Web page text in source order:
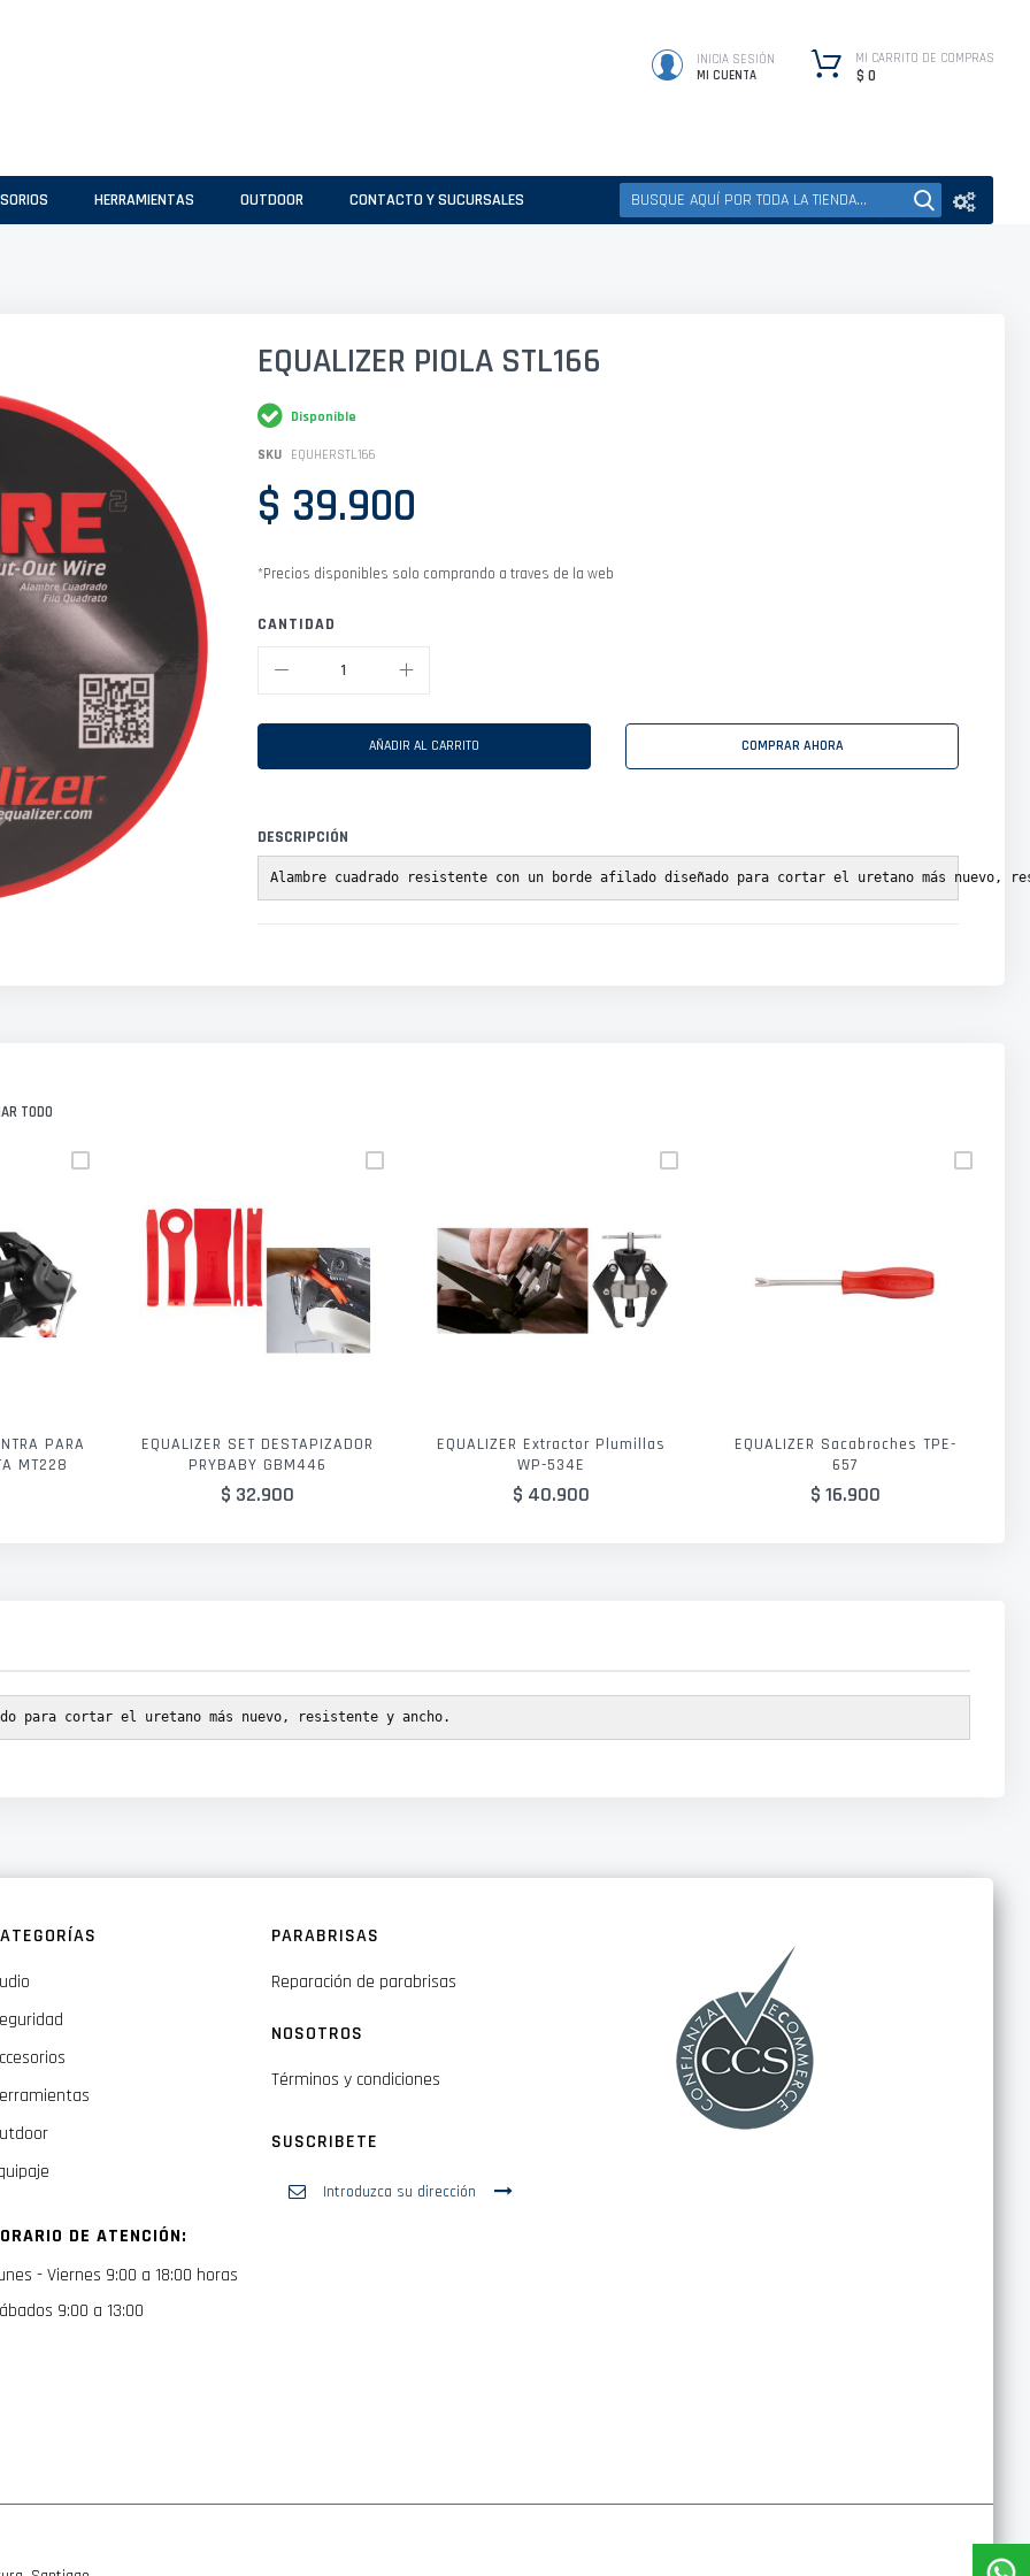
INICIA SESIÓN
MI CUENTA
MI CARRITO DE COMPRAS
$ 0
HERRAMIENTAS OUTDOOR CONTACTO Y SUCURSALES
EQUALIZER PIOLA STL166
Disponible
SKU EQUHERSTL166
$ 39.900
*Precios disponibles solo comprando a traves de la web
CANTIDAD
AÑADIR AL CARRITO COMPRAR AHORA
DESCRIPCIÓN
Alambre cuadrado resistente con un borde afilado diseñado para cortar el uretano más nuevo,
TODO
PARA
MT228
EQUALIZER SET DESTAPIZADOR
PRYBABY GBM446
$ 32.900
EQUALIZER Extractor Plumillas
WP-534E
$ 40.900
EQUALIZER Sacabroches TPE-
657
$ 16.900
para cortar el uretano más nuevo, resistente y ancho.
DE ATENCIÓN:
- Viernes 9:00 a 18:00 horas
9:00 a 13:00
PARABRISAS
Reparación de parabrisas
NOSOTROS
Términos y condiciones
SUSCRIBETE